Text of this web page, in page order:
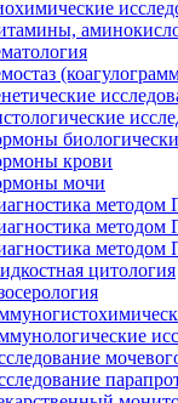
крови
мочи
методом
методом
цитология